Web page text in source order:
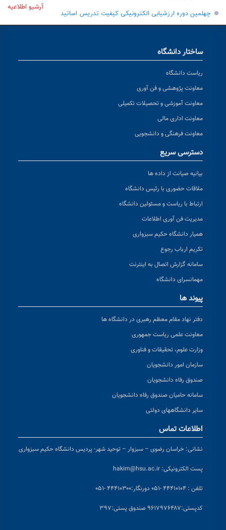
چهلمین دوره ارزشیابی الکترونیکی کیفیت تدریس اساتید
آرشیو اطلاعیه
ساختار دانشگاه
ریاست دانشگاه
معاونت پژوهشی و فن آوری
معاونت آموزشی و تحصیلات تکمیلی
معاونت اداری مالی
معاونت فرهنگی و دانشجویی
دسترسی سریع
بیانیه صیانت از داده ها
ملاقات حضوری با رئیس دانشگاه
ارتباط با ریاست و مسئولین دانشگاه
مدیریت فن آوری اطلاعات
همیار دانشگاه حکیم سبزواری
تکریم ارباب رجوع
سامانه گزارش اتصال به اینترنت
مهمانسرای دانشگاه
پیوند ها
دفتر نهاد مقام معظم رهبری در دانشگاه ها
معاونت علمی ریاست جمهوری
وزارت علوم، تحقیقات و فناوری
سازمان امور دانشجویان
صندوق رفاه دانشجویان
سامانه حامیان صندوق رفاه دانشجویان
سایر دانشگاههای دولتی
اطلاعات تماس
نشانی: خراسان رضوی – سبزوار – توحید شهر- پردیس دانشگاه حکیم سبزواری
پست الکترونیکی: hakim@hsu.ac.ir
تلفن : ۴۴۴۱۰۱۰۴ -۰۵۱ دورنگار:۴۴۴۱۰۳۰۰ -۰۵۱
کدپستی:۹۶۱۷۹۷۶۴۸۷ صندوق پستی:۳۹۷